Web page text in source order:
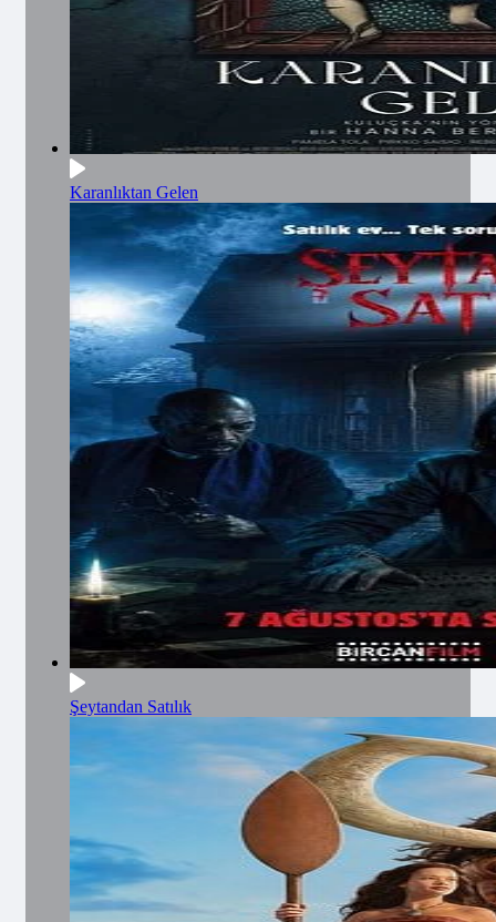
Karanlıktan Gelen
Şeytandan Satılık